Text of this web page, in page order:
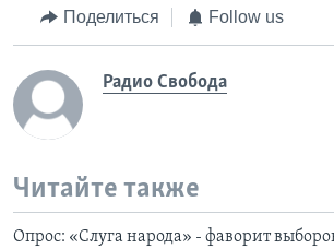
Поделиться Follow us
Радио Свобода
Читайте также
Опрос: «Слуга народа» - фаворит